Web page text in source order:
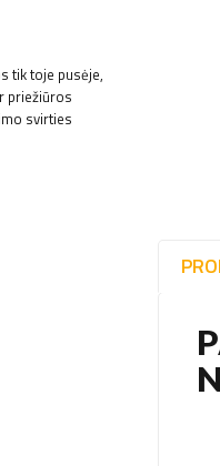
tik toje pusėje,
priežiūros
svirties